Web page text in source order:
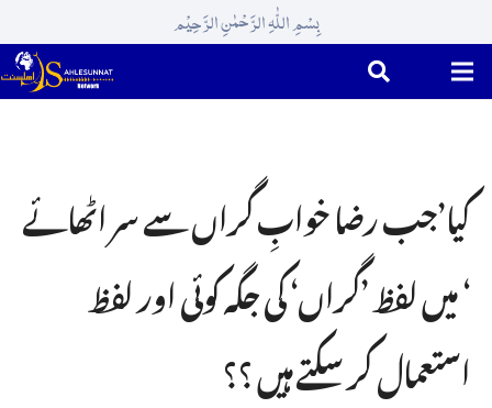
بِسْمِ اللّٰہِ الرَّحْمٰنِ الرَّحِیْم
کیا’جب رضا خوابِ گراں سے سر اٹھائے
‘ میں لفظ ’گراں‘ کی جگہ کوئی اور لفظ
استعمال کر سکتے ہیں ؟؟